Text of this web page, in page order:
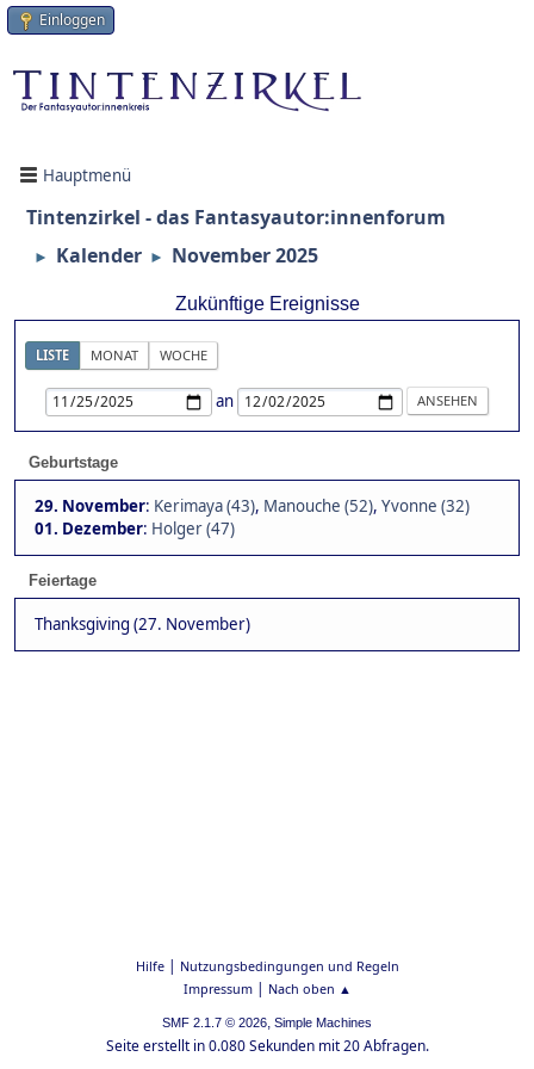
Einloggen
Hauptmenü
Tintenzirkel - das Fantasyautor:innenforum
► Kalender ► November 2025
Zukünftige Ereignisse
LISTE MONAT WOCHE
an
Geburtstage
29. November: Kerimaya (43), Manouche (52), Yvonne (32)
01. Dezember: Holger (47)
Feiertage
Thanksgiving (27. November)
Hilfe| Nutzungsbedingungen und Regeln
Impressum| Nach oben ▲
SMF 2.1.7 © 2026, Simple Machines
Seite erstellt in 0.080 Sekunden mit 20 Abfragen.